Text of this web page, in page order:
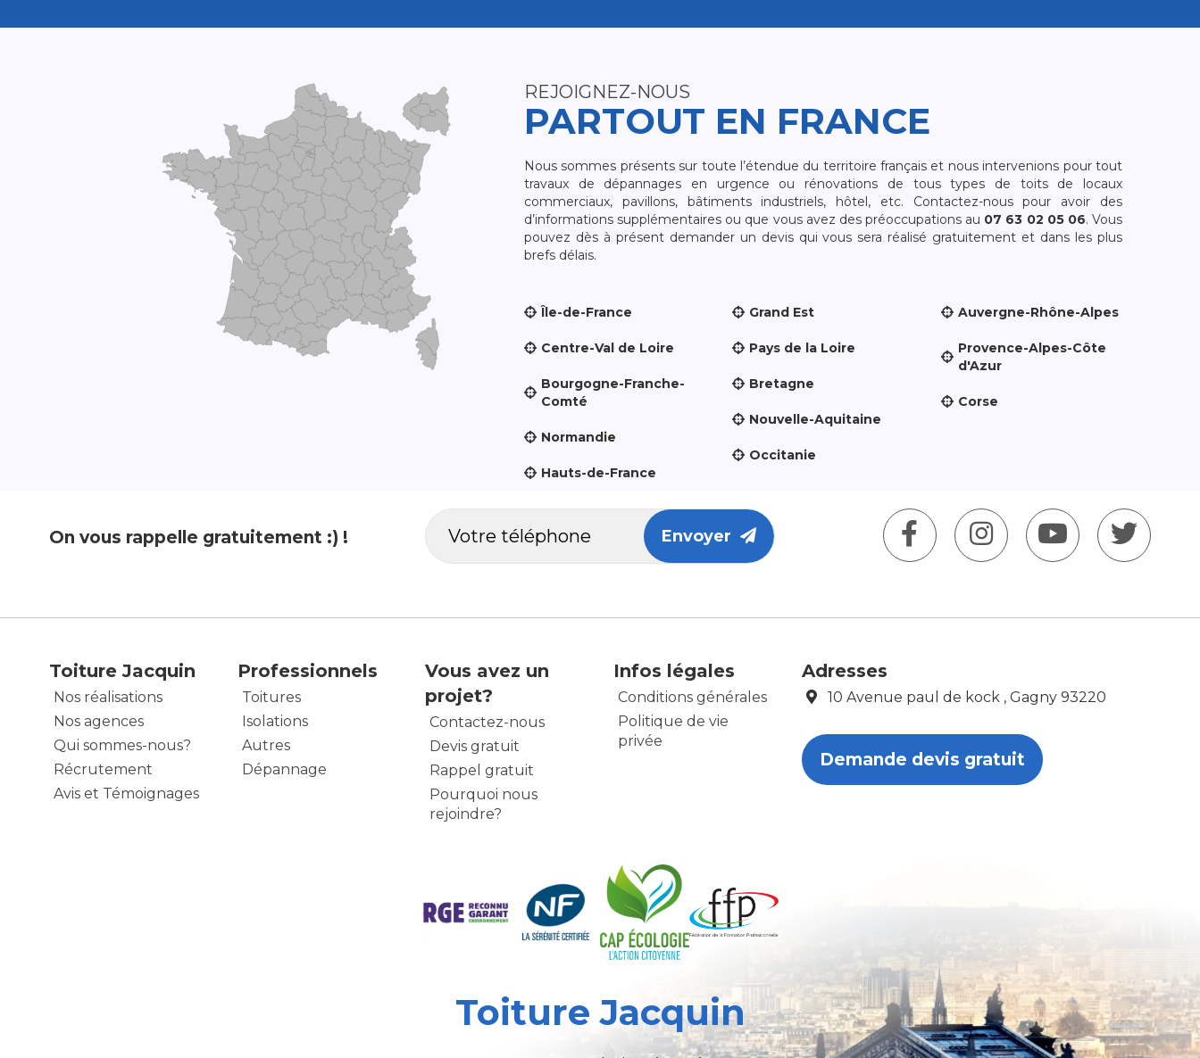
REJOIGNEZ-NOUS
PARTOUT EN FRANCE
Nous sommes présents sur toute l’étendue du territoire français et nous intervenions pour tout
travaux de dépannages en urgence ou rénovations de tous types de toits de locaux
commerciaux, pavillons, bâtiments industriels, hôtel, etc. Contactez-nous pour avoir des
d’informations supplémentaires ou que vous avez des préoccupations au 07 63 02 05 06. Vous
pouvez dès à présent demander un devis qui vous sera réalisé gratuitement et dans les plus
brefs délais.
Île-de-France
Centre-Val de Loire
Bourgogne-Franche-
Comté
Normandie
Hauts-de-France
Grand Est
Pays de la Loire
Bretagne
Nouvelle-Aquitaine
Occitanie
Auvergne-Rhône-Alpes
Provence-Alpes-Côte
d'Azur
Corse
On vous rappelle gratuitement :) ! Envoyer
Toiture Jacquin
Nos réalisations
Nos agences
Qui sommes-nous?
Récrutement
Avis et Témoignages
Professionnels
Toitures
Isolations
Autres
Dépannage
Vous avez un
projet?
Contactez-nous
Devis gratuit
Rappel gratuit
Pourquoi nous
rejoindre?
Infos légales
Conditions générales
Politique de vie
privée
Adresses
10 Avenue paul de kock , Gagny 93220
Demande devis gratuit
Toiture Jacquin